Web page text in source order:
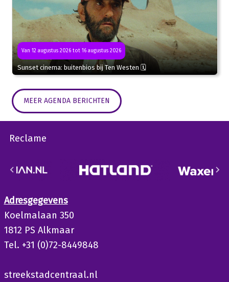
Van 12 augustus 2026 tot 16 augustus 2026
Sunset cinema: buitenbios bij Ten Westen 🗓
MEER AGENDA BERICHTEN
Reclame
Adresgegevens
Koelmalaan 350
1812 PS Alkmaar
Tel. +31 (0)72-8449848
streekstadcentraal.nl